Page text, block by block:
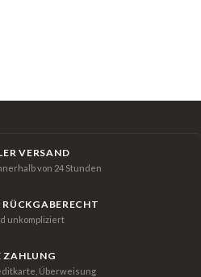
VERSAND
von 24 Stunden
unkompliziert
ZAHLUNG
Überweisung